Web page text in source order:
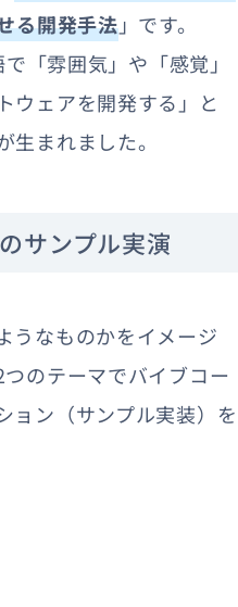
る開発手法」です。
「雰囲気」や「感覚」
ウェアを開発する」と
生まれました。
サンプル実演
うなものかをイメージ
のテーマでバイブコー
ョン（サンプル実装）を